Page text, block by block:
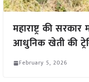
महाराष्ट्र की
आधुनिक खेती की
February 5, 2026